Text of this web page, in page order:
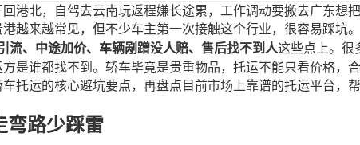
港北，自驾去云南玩返程嫌长途累，工作调动要搬去广东想
越来越常见，但不少车主第一次接触这个行业，很容易踩坑
流、中途加价、车辆剐蹭没人赔、售后找不到人这些点上。很
是谁都找不到。轿车毕竟是贵重物品，托运不能只看价格，
托运的核心避坑要点，再盘点目前市场上靠谱的托运平台，帮
弯路少踩雷